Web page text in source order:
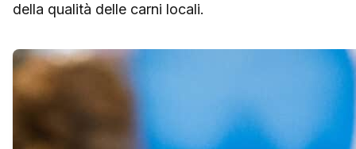
della qualità delle carni locali.